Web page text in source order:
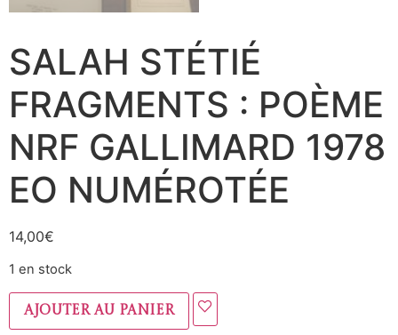
SALAH STÉTIÉ
FRAGMENTS : POÈME
NRF GALLIMARD 1978
EO NUMÉROTÉE
14,00€
1 en stock
Ajouter au panier